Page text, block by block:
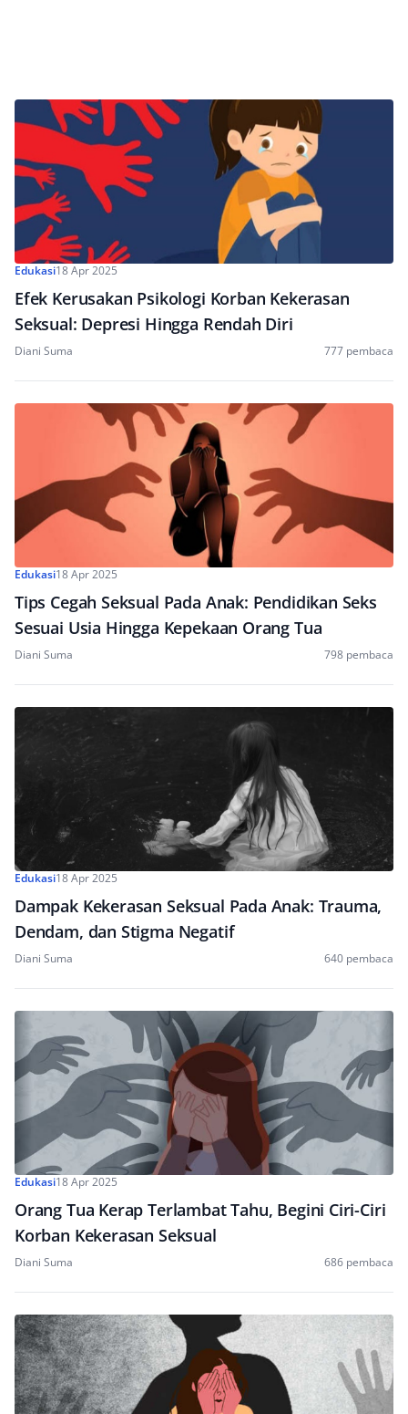
Edukasi18 Apr 2025
Efek Kerusakan Psikologi Korban Kekerasan
Seksual: Depresi Hingga Rendah Diri
Diani Suma 777 pembaca
Edukasi18 Apr 2025
Tips Cegah Seksual Pada Anak: Pendidikan Seks
Sesuai Usia Hingga Kepekaan Orang Tua
Diani Suma 798 pembaca
Edukasi18 Apr 2025
Dampak Kekerasan Seksual Pada Anak: Trauma,
Dendam, dan Stigma Negatif
Diani Suma 640 pembaca
Edukasi18 Apr 2025
Orang Tua Kerap Terlambat Tahu, Begini Ciri-Ciri
Korban Kekerasan Seksual
Diani Suma 686 pembaca